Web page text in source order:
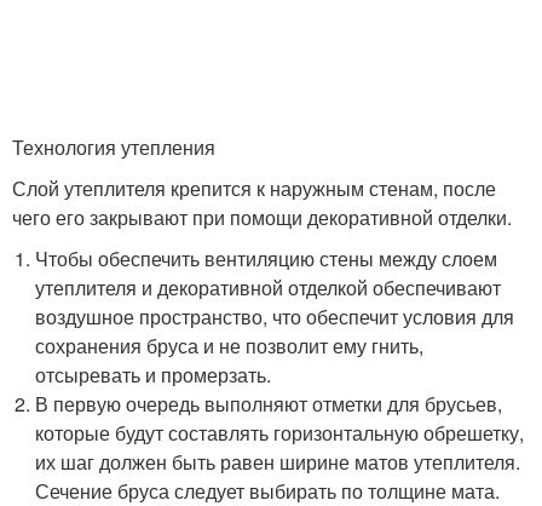
Технология утепления
Слой утеплителя крепится к наружным стенам, после
чего его закрывают при помощи декоративной отделки.
Чтобы обеспечить вентиляцию стены между слоем
утеплителя и декоративной отделкой обеспечивают
воздушное пространство, что обеспечит условия для
сохранения бруса и не позволит ему гнить,
отсыревать и промерзать.
В первую очередь выполняют отметки для брусьев,
которые будут составлять горизонтальную обрешетку,
их шаг должен быть равен ширине матов утеплителя.
Сечение бруса следует выбирать по толщине мата.